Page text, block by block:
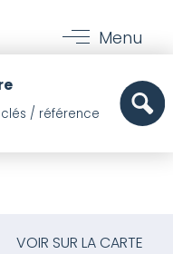
Menu
l'eau
> MAISONS>MAISONS
VOIR SUR LA CARTE